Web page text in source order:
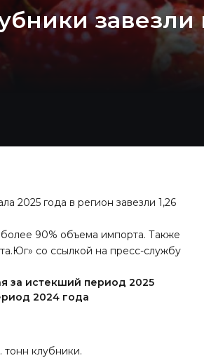
завезли
2025 года в регион завезли 1,26
90% объема импорта. Также
со ссылкой на пресс-службу
за истекший период 2025
2024 года
тонн клубники.